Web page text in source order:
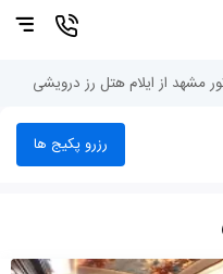
مشهد از ایلام هتل رز درویشی
رزرو پکیج ها